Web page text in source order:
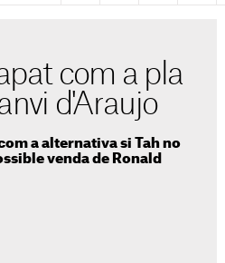
com a pla
d'Araujo
a alternativa si Tah no
venda de Ronald